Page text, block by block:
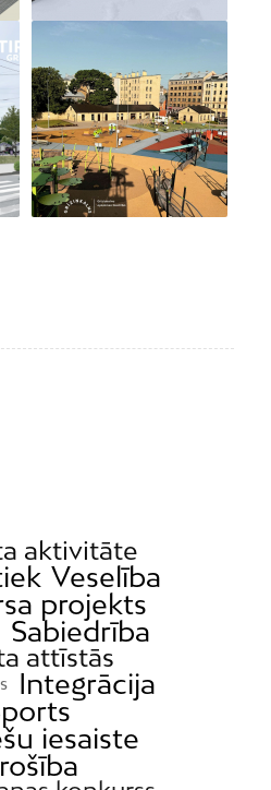
aktivitāte
Veselība
projekts
Sabiedrība
attīstās
Integrācija
iesaiste